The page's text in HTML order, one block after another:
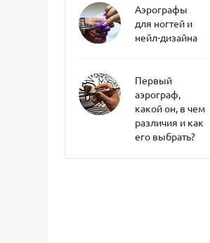
Аэрографы
для ногтей и
нейл-дизайна
Первый
аэрограф,
какой он, в чем
различия и как
его выбрать?